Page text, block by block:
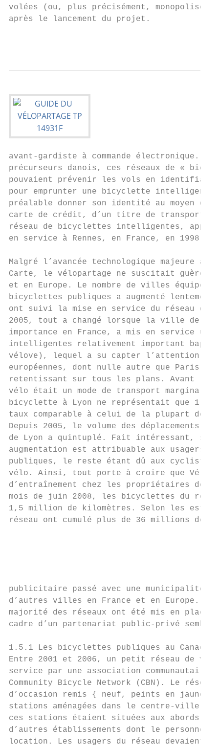
volées (ou, plus précisément,
après le lancement du projet.
avant-gardiste à commande
précurseurs danois, ces réseaux de «
pouvaient prévenir les vols en
pour emprunter une bicyclette
préalable donner son identité au moyen
carte de crédit, d’un titre de transport
réseau de bicyclettes intelligentes,
en service à Rennes, en France, en 1998.
Malgré l’avancée technologique majeure
Carte, le vélopartage ne suscitait guère
et en Europe. Le nombre de villes équipées
bicyclettes publiques a augmenté lentement
ont suivi la mise en service du réseau de
2005, tout a changé lorsque la ville de
importance en France, a mis en service un
intelligentes relativement important
vélove), lequel a su capter l’attention de
européennes, dont nulle autre que Paris.
retentissant sur tous les plans. Avant la
vélo était un mode de transport marginal,
bicyclette à Lyon ne représentait que 1,5
taux comparable à celui de la plupart des
Depuis 2005, le volume des
de Lyon a quintuplé. Fait intéressant,
augmentation est attribuable aux
publiques, le reste étant dû aux
vélo. Ainsi, tout porte à croire que
d’entraînement chez les propriétaires de
mois de juin 2008, les bicyclettes du
1,5 million de kilomètres. Selon les
réseau ont cumulé plus de 36 millions
publicitaire passé avec une municipalité,
d’autres villes en France et en Europe.
majorité des réseaux ont été mis en place
cadre d’un partenariat public-privé
1.5.1 Les bicyclettes publiques au Canada
Entre 2001 et 2006, un petit réseau de
service par une association communautaire
Community Bicycle Network (CBN). Le
d’occasion remis { neuf, peints en jaune
stations aménagées dans le centre-ville
ces stations étaient situées aux abords de
d’autres établissements dont le
location. Les usagers du réseau devaient